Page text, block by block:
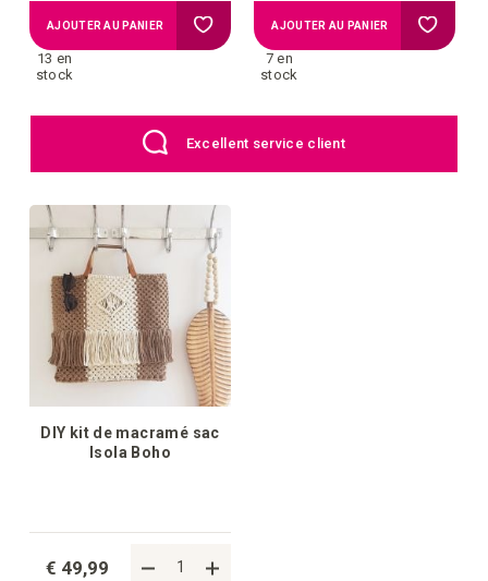
13 en
stock
AJOUTER AU PANIER Ajouter
liste
d'achats
7 en
stock
AJOUTER AU PANIER Ajouter
liste
Excellent service client
DIY kit de macramé sac
Isola Boho
€ 49,99